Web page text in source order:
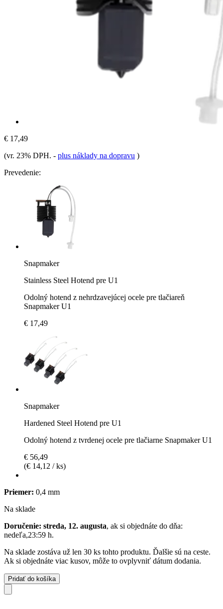
€ 17,49
(vr. 23% DPH. - plus náklady na dopravu )
Prevedenie:
Snapmaker
Stainless Steel Hotend pre U1
Odolný hotend z nehrdzavejúcej ocele pre tlačiareň
Snapmaker U1
€ 17,49
Snapmaker
Hardened Steel Hotend pre U1
Odolný hotend z tvrdenej ocele pre tlačiarne Snapmaker U1
€ 56,49
(€ 14,12 / ks)
Priemer: 0,4 mm
Na sklade
Doručenie: streda, 12. augusta, ak si objednáte do dňa:
nedeľa,23:59 h.
Na sklade zostáva už len 30 ks tohto produktu. Ďalšie sú na ceste.
Ak si objednáte viac kusov, môže to ovplyvniť dátum dodania.
Pridať do košíka